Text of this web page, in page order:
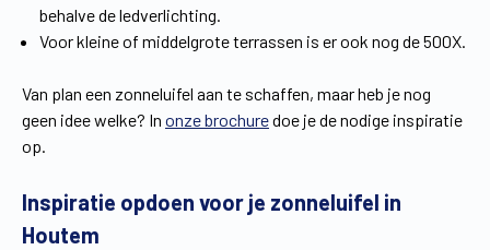
behalve de ledverlichting.
Voor kleine of middelgrote terrassen is er ook nog de 500X.
Van plan een zonneluifel aan te schaffen, maar heb je nog
geen idee welke? In onze brochuredoe je de nodige inspiratie
op.
Inspiratie opdoen voor je zonneluifel in
Houtem